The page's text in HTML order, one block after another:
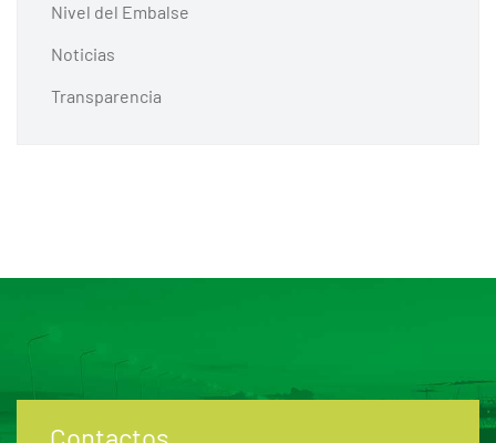
Nivel del Embalse
Noticias
Transparencia